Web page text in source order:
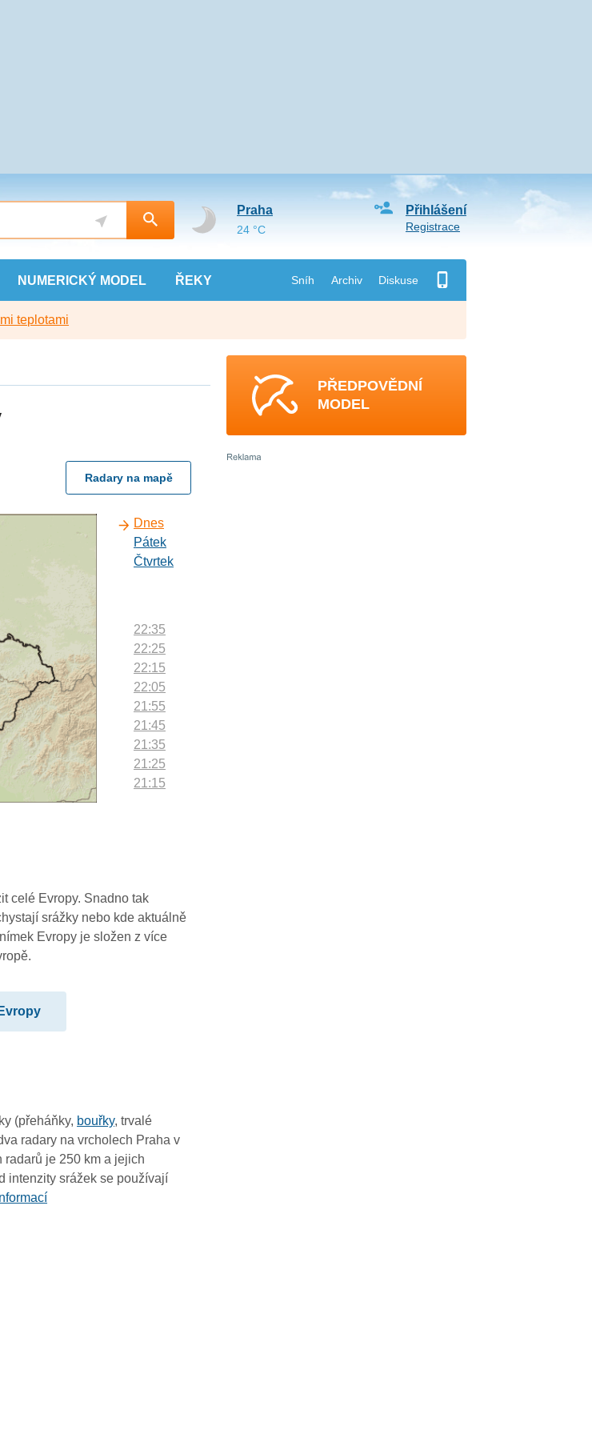
NUMERICKÝ MODEL ŘEKY Sníh Archiv Diskuse
Přihlášení
Registrace
Praha
24 °C
teplotami
Radary na mapě
Dnes
Pátek
Čtvrtek
22:35
22:25
22:15
22:05
21:55
21:45
21:35
21:25
21:15
20:15
20:05
19:55
18:15
18:05
17:55
17:45
celé Evropy. Snadno tak
srážky nebo kde aktuálně
Evropy je složen z více
(přeháňky, bouřky, trvalé
radary na vrcholech Praha v
radarů je 250 km a jejich
intenzity srážek se používají
PŘEDPOVĚDNÍ
MODEL